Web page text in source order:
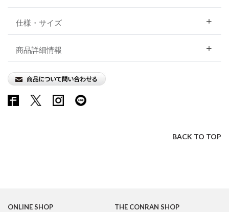
仕様・サイズ
商品詳細情報
BACK TO TOP
ONLINE SHOP THE CONRAN SHOP